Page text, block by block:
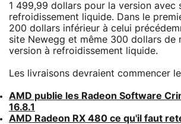
1 499,99 dollars pour la version avec
refroidissement liquide. Dans le
200 dollars inférieur à celui
site Newegg et même 300 dollars de
version à refroidissement liquide.
Les livraisons devraient commencer
AMD publie les Radeon Software
16.8.1
AMD Radeon RX 480 ce qu'il faut